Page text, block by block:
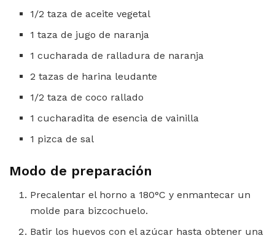
1/2 taza de aceite vegetal
1 taza de jugo de naranja
1 cucharada de ralladura de naranja
2 tazas de harina leudante
1/2 taza de coco rallado
1 cucharadita de esencia de vainilla
1 pizca de sal
Modo de preparación
Precalentar el horno a 180°C y enmantecar un
molde para bizcochuelo.
Batir los huevos con el azúcar hasta obtener una